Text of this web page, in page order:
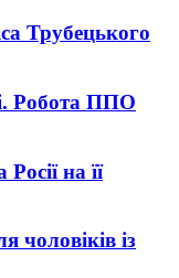
Трубецького
Робота ППО
на її
чоловіків із